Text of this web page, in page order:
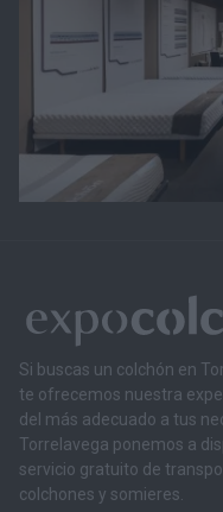
Si buscas un colchón en
te ofrecemos nuestra
del más adecuado a tus
Torrelavega ponemos a
servicio gratuito de
colchones y somieres.